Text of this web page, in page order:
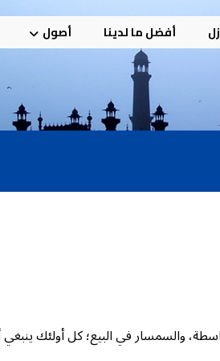
أفضل ما لدينا أصول
والسمسار في البيع؛ كل أولئك